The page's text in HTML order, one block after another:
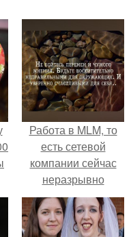
Работа в MLM, то
есть сетевой
компании сейчас
неразрывно
связана с создание
своего контента,
своей страницы в